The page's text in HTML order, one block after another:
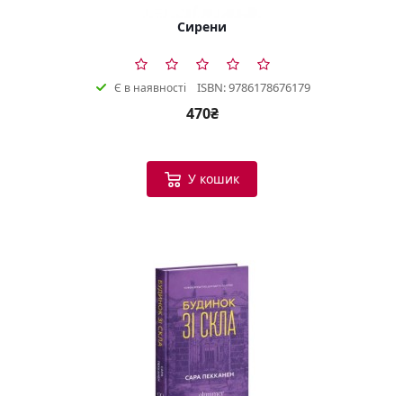
Сирени
Є в наявності ISBN: 9786178676179
470₴
У кошик